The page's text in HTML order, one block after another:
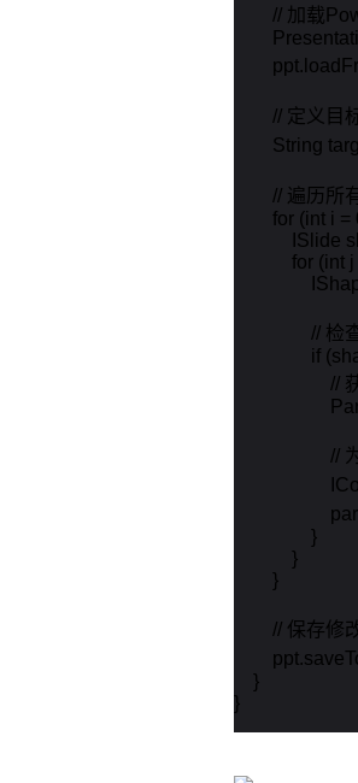
// 加
// 定义
String
// 遍
for (int
for
                }
            }
        }
// 保存
    }
}